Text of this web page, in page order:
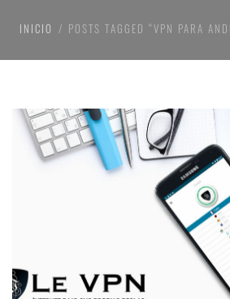
INICIO POSTS TAGGED “VPN PARA